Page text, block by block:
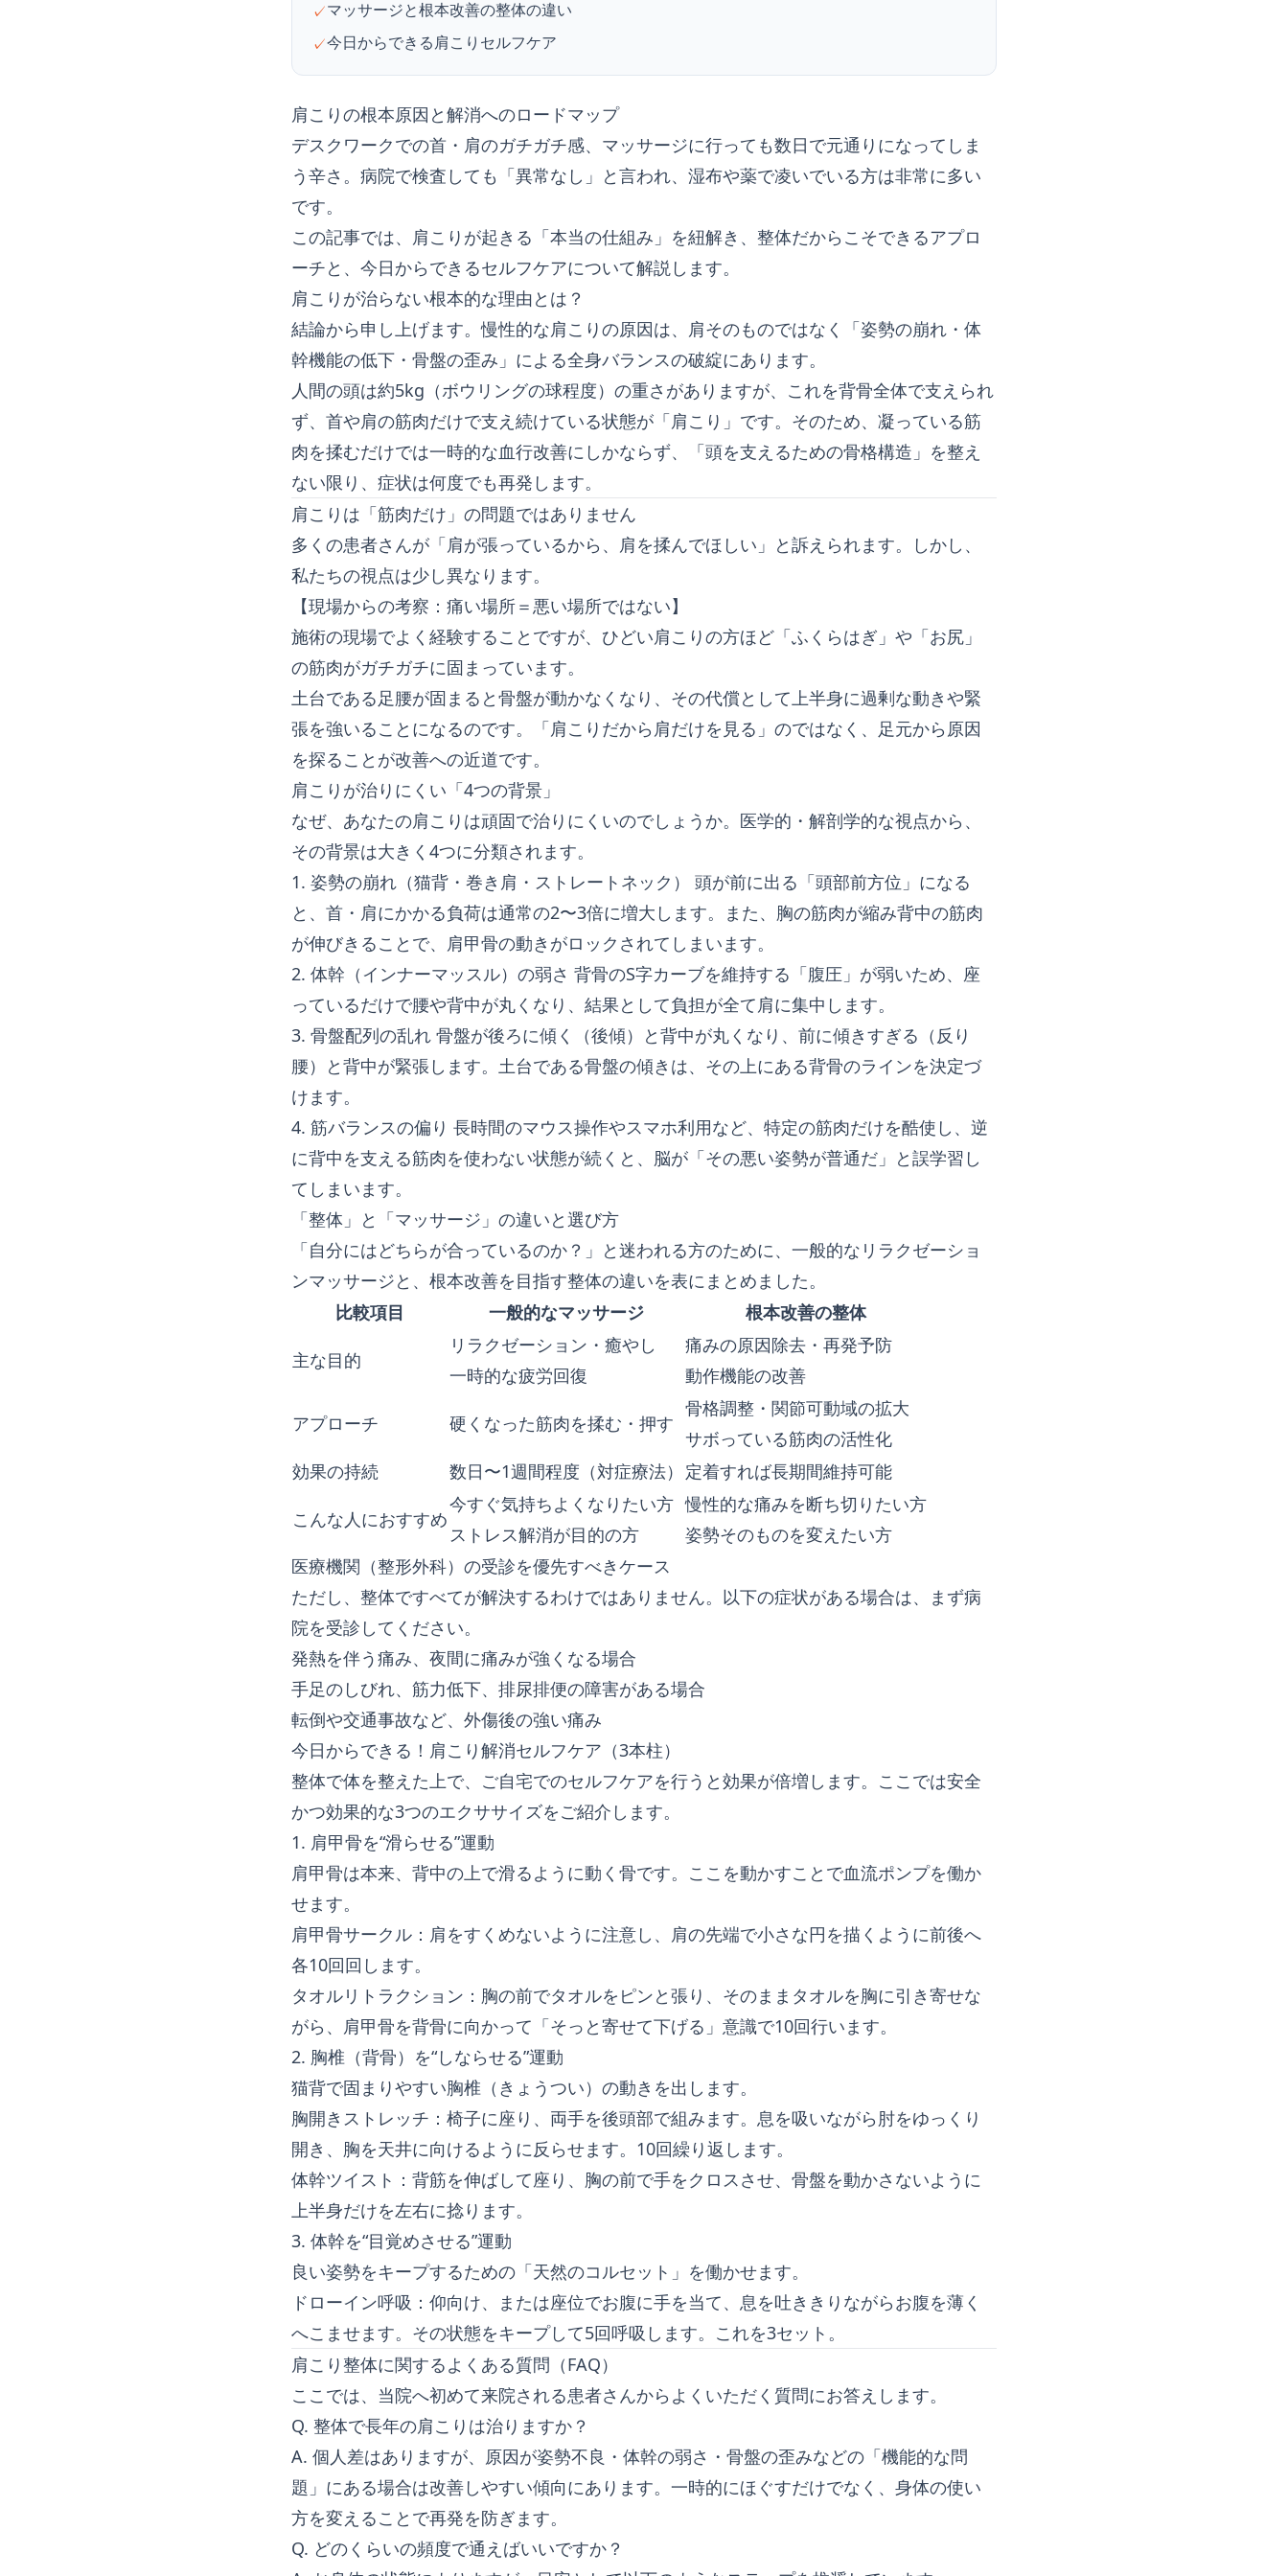
✓マッサージと根本改善の整体の違い
✓今日からできる肩こりセルフケア
肩こりの根本原因と解消へのロードマップ
デスクワークでの首・肩のガチガチ感、マッサージに行っても数日で元通りになってしま
う辛さ。病院で検査しても「異常なし」と言われ、湿布や薬で凌いでいる方は非常に多い
です。
この記事では、肩こりが起きる「本当の仕組み」を紐解き、整体だからこそできるアプロ
ーチと、今日からできるセルフケアについて解説します。
肩こりが治らない根本的な理由とは？
結論から申し上げます。慢性的な肩こりの原因は、肩そのものではなく「姿勢の崩れ・体
幹機能の低下・骨盤の歪み」による全身バランスの破綻にあります。
人間の頭は約5kg（ボウリングの球程度）の重さがありますが、これを背骨全体で支えられ
ず、首や肩の筋肉だけで支え続けている状態が「肩こり」です。そのため、凝っている筋
肉を揉むだけでは一時的な血行改善にしかならず、「頭を支えるための骨格構造」を整え
ない限り、症状は何度でも再発します。
肩こりは「筋肉だけ」の問題ではありません
多くの患者さんが「肩が張っているから、肩を揉んでほしい」と訴えられます。しかし、
私たちの視点は少し異なります。
【現場からの考察：痛い場所＝悪い場所ではない】
施術の現場でよく経験することですが、ひどい肩こりの方ほど「ふくらはぎ」や「お尻」
の筋肉がガチガチに固まっています。
土台である足腰が固まると骨盤が動かなくなり、その代償として上半身に過剰な動きや緊
張を強いることになるのです。「肩こりだから肩だけを見る」のではなく、足元から原因
を探ることが改善への近道です。
肩こりが治りにくい「4つの背景」
なぜ、あなたの肩こりは頑固で治りにくいのでしょうか。医学的・解剖学的な視点から、
その背景は大きく4つに分類されます。
1. 姿勢の崩れ（猫背・巻き肩・ストレートネック） 頭が前に出る「頭部前方位」になる
と、首・肩にかかる負荷は通常の2〜3倍に増大します。また、胸の筋肉が縮み背中の筋肉
が伸びきることで、肩甲骨の動きがロックされてしまいます。
2. 体幹（インナーマッスル）の弱さ 背骨のS字カーブを維持する「腹圧」が弱いため、座
っているだけで腰や背中が丸くなり、結果として負担が全て肩に集中します。
3. 骨盤配列の乱れ 骨盤が後ろに傾く（後傾）と背中が丸くなり、前に傾きすぎる（反り
腰）と背中が緊張します。土台である骨盤の傾きは、その上にある背骨のラインを決定づ
けます。
4. 筋バランスの偏り 長時間のマウス操作やスマホ利用など、特定の筋肉だけを酷使し、逆
に背中を支える筋肉を使わない状態が続くと、脳が「その悪い姿勢が普通だ」と誤学習し
てしまいます。
「整体」と「マッサージ」の違いと選び方
「自分にはどちらが合っているのか？」と迷われる方のために、一般的なリラクゼーショ
ンマッサージと、根本改善を目指す整体の違いを表にまとめました。
比較項目
一般的なマッサージ 根本改善の整体
主な目的
リラクゼーション・癒やし
一時的な疲労回復
痛みの原因除去・再発予防
動作機能の改善
アプローチ 硬くなった筋肉を揉む・押す
骨格調整・関節可動域の拡大
サボっている筋肉の活性化
効果の持続
数日〜1週間程度（対症療法） 定着すれば長期間維持可能
こんな人におすすめ
今すぐ気持ちよくなりたい方
ストレス解消が目的の方
慢性的な痛みを断ち切りたい方
姿勢そのものを変えたい方
医療機関（整形外科）の受診を優先すべきケース
ただし、整体ですべてが解決するわけではありません。以下の症状がある場合は、まず病
院を受診してください。
発熱を伴う痛み、夜間に痛みが強くなる場合
手足のしびれ、筋力低下、排尿排便の障害がある場合
転倒や交通事故など、外傷後の強い痛み
今日からできる！肩こり解消セルフケア（3本柱）
整体で体を整えた上で、ご自宅でのセルフケアを行うと効果が倍増します。ここでは安全
かつ効果的な3つのエクササイズをご紹介します。
1. 肩甲骨を“滑らせる”運動
肩甲骨は本来、背中の上で滑るように動く骨です。ここを動かすことで血流ポンプを働か
せます。
肩甲骨サークル：肩をすくめないように注意し、肩の先端で小さな円を描くように前後へ
各10回回します。
タオルリトラクション：胸の前でタオルをピンと張り、そのままタオルを胸に引き寄せな
がら、肩甲骨を背骨に向かって「そっと寄せて下げる」意識で10回行います。
2. 胸椎（背骨）を“しならせる”運動
猫背で固まりやすい胸椎（きょうつい）の動きを出します。
胸開きストレッチ：椅子に座り、両手を後頭部で組みます。息を吸いながら肘をゆっくり
開き、胸を天井に向けるように反らせます。10回繰り返します。
体幹ツイスト：背筋を伸ばして座り、胸の前で手をクロスさせ、骨盤を動かさないように
上半身だけを左右に捻ります。
3. 体幹を“目覚めさせる”運動
良い姿勢をキープするための「天然のコルセット」を働かせます。
ドローイン呼吸：仰向け、または座位でお腹に手を当て、息を吐ききりながらお腹を薄く
へこませます。その状態をキープして5回呼吸します。これを3セット。
肩こり整体に関するよくある質問（FAQ）
ここでは、当院へ初めて来院される患者さんからよくいただく質問にお答えします。
Q. 整体で長年の肩こりは治りますか？
A. 個人差はありますが、原因が姿勢不良・体幹の弱さ・骨盤の歪みなどの「機能的な問
題」にある場合は改善しやすい傾向にあります。一時的にほぐすだけでなく、身体の使い
方を変えることで再発を防ぎます。
Q. どのくらいの頻度で通えばいいですか？